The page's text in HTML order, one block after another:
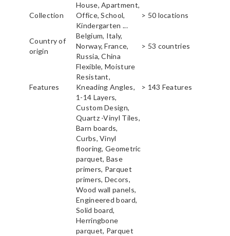
Collection
House, Apartment,
Office, School,
Kindergarten ...
> 50 locations
Country of
origin
Belgium, Italy,
Norway, France,
Russia, China
> 53 countries
Features
Flexible, Moisture
Resistant,
Kneading Angles,
1-14 Layers,
Custom Design,
> 143 Features
Quartz -Vinyl Tiles,
Barn boards,
Curbs, Vinyl
flooring, Geometric
parquet, Base
primers, Parquet
primers, Decors,
Wood wall panels,
Engineered board,
Solid board,
Herringbone
parquet, Parquet